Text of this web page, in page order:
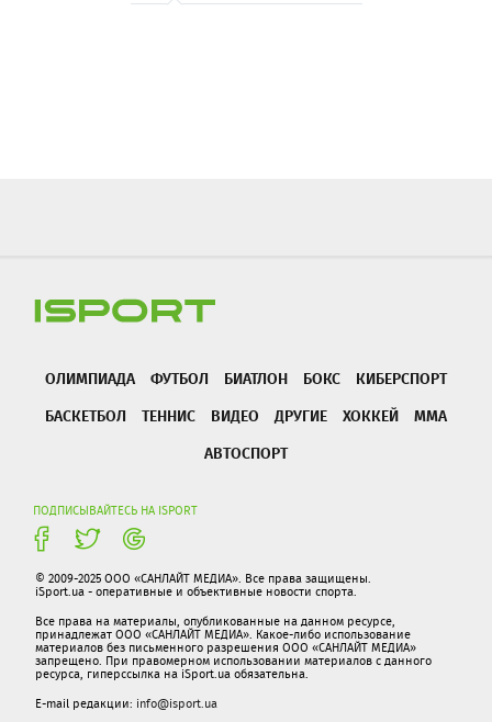
ОЛИМПИАДА ФУТБОЛ БИАТЛОН БОКС
КИБЕРСПОРТ
БАСКЕТБОЛ
ТЕННИС ВИДЕО ДРУГИЕ ХОККЕЙ
ММА
АВТОСПОРТ
ПОДПИСЫВАЙТЕСЬ НА ISPORT
© 2009-2025 ООО «САНЛАЙТ МЕДИА». Все права защищены.
iSport.ua - оперативные и объективные новости спорта.
Все права на материалы, опубликованные на данном ресурсе,
принадлежат ООО «САНЛАЙТ МЕДИА». Какое-либо использование
материалов без письменного разрешения ООО «САНЛАЙТ МЕДИА»
запрещено. При правомерном использовании материалов с данного
ресурса, гиперссылка на iSport.ua обязательна.
E-mail редакции: info@isport.ua